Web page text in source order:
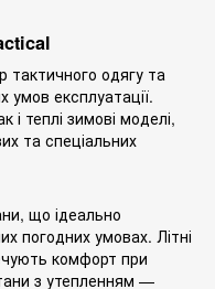
тактичного одягу та
умов експлуатації.
і теплі зимові моделі,
та спеціальних
що ідеально
погодних умовах. Літні
комфорт при
з утепленням —